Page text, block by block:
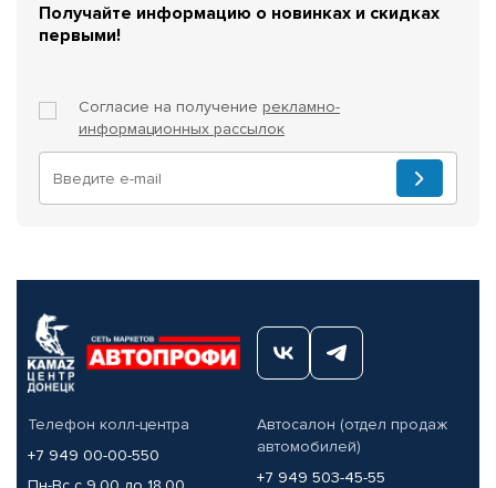
Получайте информацию о новинках и скидках
первыми!
Согласие на получение рекламно-
информационных рассылок
Телефон колл-центра
+7 949 00-00-550
Автосалон (отдел продаж
автомобилей)
+7 949 503-45-55